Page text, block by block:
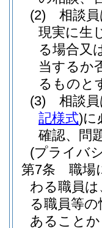
(2)
相談
現実に生
る場合又
当するか
るものと
(3)
相談
記様式)に
確認、問
(プライバ
第7条
職場
わる職員
る職員等
あること